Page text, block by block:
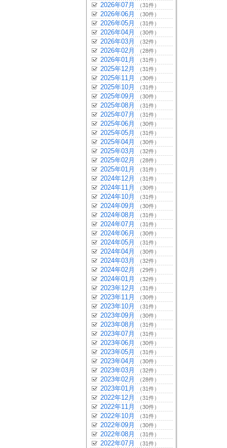
2026年07月 （31件）
2026年06月 （30件）
2026年05月 （31件）
2026年04月 （30件）
2026年03月 （32件）
2026年02月 （28件）
2026年01月 （31件）
2025年12月 （31件）
2025年11月 （30件）
2025年10月 （31件）
2025年09月 （30件）
2025年08月 （31件）
2025年07月 （31件）
2025年06月 （30件）
2025年05月 （31件）
2025年04月 （30件）
2025年03月 （32件）
2025年02月 （28件）
2025年01月 （31件）
2024年12月 （31件）
2024年11月 （30件）
2024年10月 （31件）
2024年09月 （30件）
2024年08月 （31件）
2024年07月 （31件）
2024年06月 （30件）
2024年05月 （31件）
2024年04月 （30件）
2024年03月 （32件）
2024年02月 （29件）
2024年01月 （32件）
2023年12月 （31件）
2023年11月 （30件）
2023年10月 （31件）
2023年09月 （30件）
2023年08月 （31件）
2023年07月 （31件）
2023年06月 （30件）
2023年05月 （31件）
2023年04月 （30件）
2023年03月 （32件）
2023年02月 （28件）
2023年01月 （31件）
2022年12月 （31件）
2022年11月 （30件）
2022年10月 （31件）
2022年09月 （30件）
2022年08月 （31件）
2022年07月 （31件）